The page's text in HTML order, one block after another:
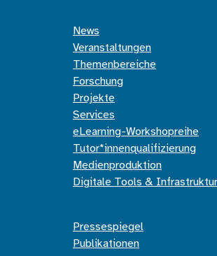
News
Veranstaltungen
Themenbereiche
Forschung
Projekte
Services
eLearning-Workshopreihe
Tutor*innenqualifizierung
Medienproduktion
Digitale Tools &
Pressespiegel
Publikationen